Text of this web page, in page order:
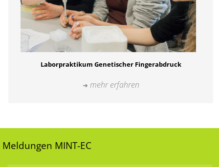
Laborpraktikum Genetischer Fingerabdruck
mehr erfahren
Meldungen MINT-EC